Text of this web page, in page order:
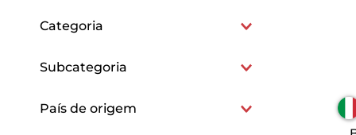
Categoria
Subcategoria
País de origem